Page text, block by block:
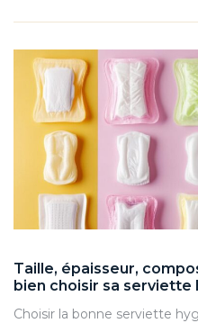
Taille, épaisseur,
bien choisir sa serviette
Choisir la bonne serviette